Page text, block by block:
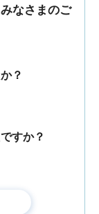
なさまのご
？
すか？